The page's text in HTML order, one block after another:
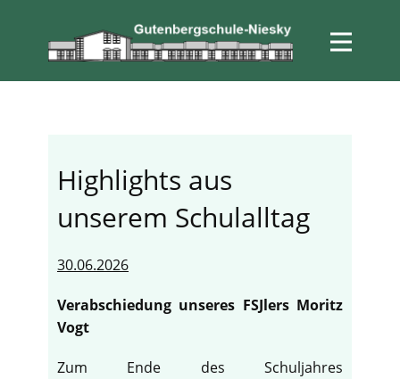
Highlights aus
unserem Schulalltag
30.06.2026
Verabschiedung unseres FSJlers Moritz
Vogt
Zum Ende des Schuljahres